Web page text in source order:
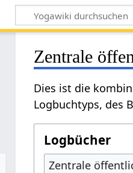
Zentrale
Dies ist die
Logbuchtyps, des
Logbücher
Zentrale